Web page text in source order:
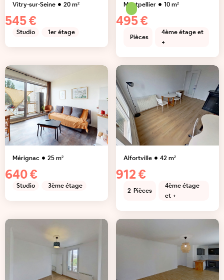
Vitry-sur-Seine 20m²
545 €
Studio 1er étage
Montpellier 10m²
495 €
Pièces
4ème étage et
+
Mérignac 25m²
640 €
Studio 3ème étage
Alfortville 42m²
912 €
2 Pièces
4ème étage
et +